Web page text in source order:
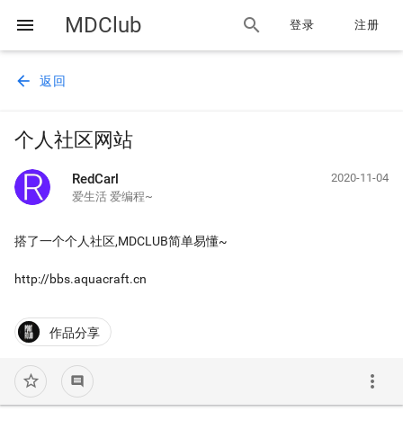
menu MDClub search 登录 注册
arrow_back 返回
个人社区网站
RedCarl
爱生活 爱编程~
2020-11-04
搭了一个个人社区,MDCLUB简单易懂~
http://bbs.aquacraft.cn
作品分享
star_border comment more_vert